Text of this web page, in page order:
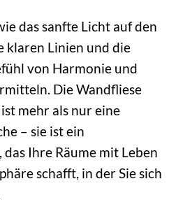
das sanfte Licht auf den
klaren Linien und die
von Harmonie und
Die Wandfliese
mehr als nur eine
– sie ist ein
Ihre Räume mit Leben
schafft, in der Sie sich